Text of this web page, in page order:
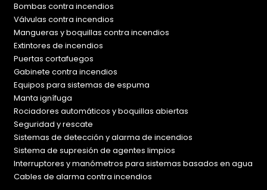
Bombas contra incendios
Válvulas contra incendios
Mangueras y boquillas contra incendios
Extintores de incendios
Puertas cortafuegos
Gabinete contra incendios
Equipos para sistemas de espuma
Manta ignífuga
Rociadores automáticos y boquillas abiertas
Seguridad y rescate
Sistemas de detección y alarma de incendios
Sistema de supresión de agentes limpios
Interruptores y manómetros para sistemas basados en agua
Cables de alarma contra incendios